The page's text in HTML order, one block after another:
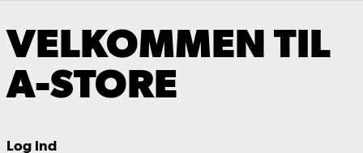
VELKOMMEN TIL
A-STORE
Log ind